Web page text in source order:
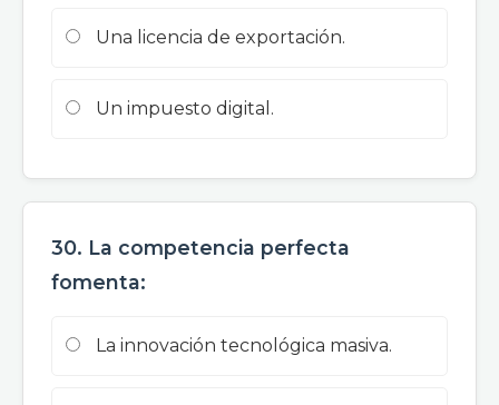
Una licencia de exportación.
Un impuesto digital.
30. La competencia perfecta
fomenta:
La innovación tecnológica masiva.